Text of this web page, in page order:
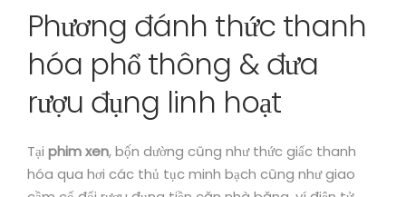
Phương đánh thức thanh
hóa phổ thông & đưa
rượu đụng linh hoạt
Tại phim xen, bộ́n dường cũng như thức giấc thanh
hóa qua hơi các thủ tục minh bạch cũng như giao